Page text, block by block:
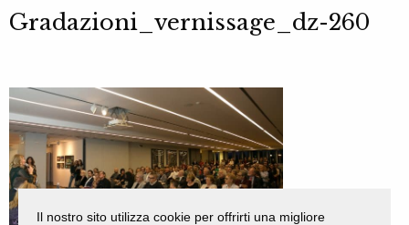
Gradazioni_vernissage_dz-260
Il nostro sito utilizza cookie per offrirti una migliore